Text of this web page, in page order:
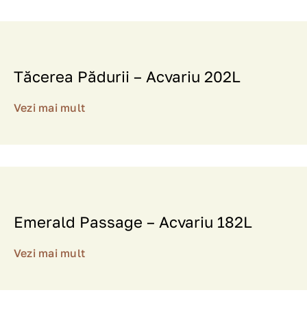
Tăcerea Pădurii – Acvariu 202L
Vezi mai mult
Emerald Passage – Acvariu 182L
Vezi mai mult